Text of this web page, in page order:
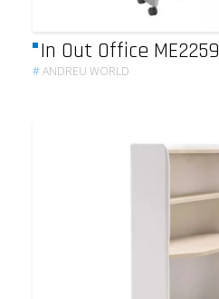
In Out Office ME2259
#ANDREU WORLD